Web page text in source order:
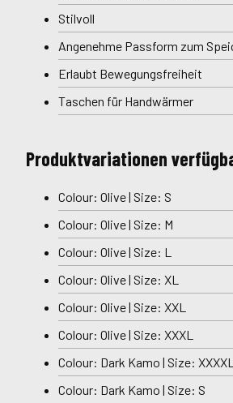
Stilvoll
Angenehme Passform zum
Erlaubt Bewegungsfreiheit
Taschen für Handwärmer
Produktvariationen
Colour: Olive | Size: S
Colour: Olive | Size: M
Colour: Olive | Size: L
Colour: Olive | Size: XL
Colour: Olive | Size: XXL
Colour: Olive | Size: XXXL
Colour: Dark Kamo | Size: XXXXL
Colour: Dark Kamo | Size: S